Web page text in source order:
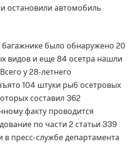
остановили автомобиль
багажнике было обнаружено 20
видов и еще 84 осетра нашли
у 28-летнего
104 штуки рыб осетровых
составил 362
факту проводится
по части 2 статьи 339
пресс-службе департамента